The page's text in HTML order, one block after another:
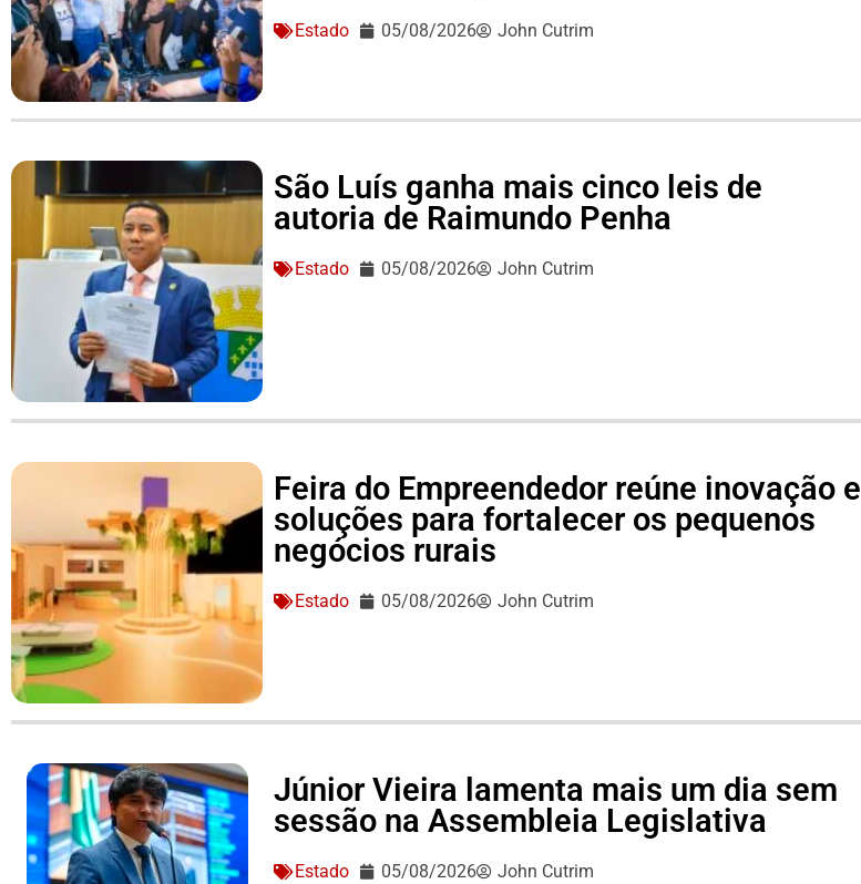
Estado 05/08/2026 John Cutrim
São Luís ganha mais cinco leis de
autoria de Raimundo Penha
Estado 05/08/2026 John Cutrim
Feira do Empreendedor reúne inovação e
soluções para fortalecer os pequenos
negócios rurais
Estado 05/08/2026 John Cutrim
Júnior Vieira lamenta mais um dia sem
sessão na Assembleia Legislativa
Estado 05/08/2026 John Cutrim